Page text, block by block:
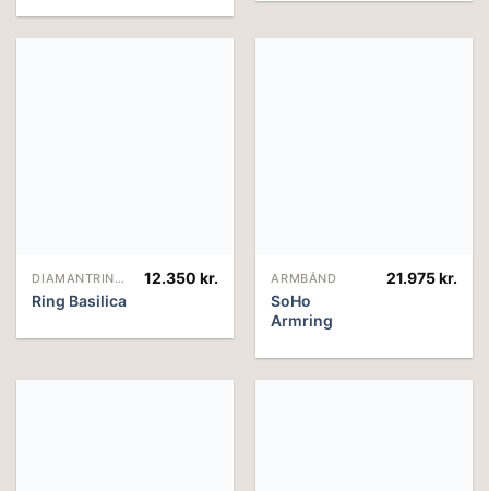
DIAMANTRINGE
Ring Basilica
12.350 kr. ARMBÅND
SoHo
Armring
21.975kr.